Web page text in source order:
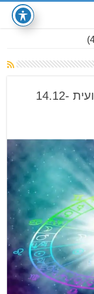
הורוסקופ/אסטרולוגיה: תחזית שבועית 14.12-